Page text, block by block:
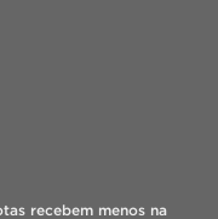
recebem menos na